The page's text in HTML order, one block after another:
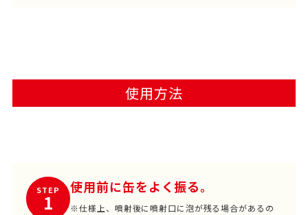
使用方法
STEP
1
使用前に缶をよく振る。
※仕様上、噴射後に噴射口に泡が残る場合があるの